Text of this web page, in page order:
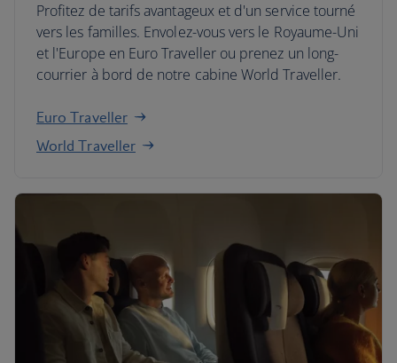
Profitez de tarifs avantageux et d'un service tourné
vers les familles. Envolez-vous vers le Royaume-Uni
et l'Europe en Euro Traveller ou prenez un long-
courrier à bord de notre cabine World Traveller.
Euro Traveller
World Traveller